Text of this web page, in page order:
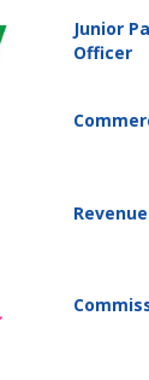
Junior
Officer